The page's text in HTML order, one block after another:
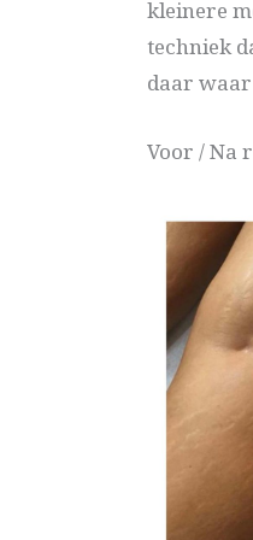
kleinere
techniek
daar
Voor / Na